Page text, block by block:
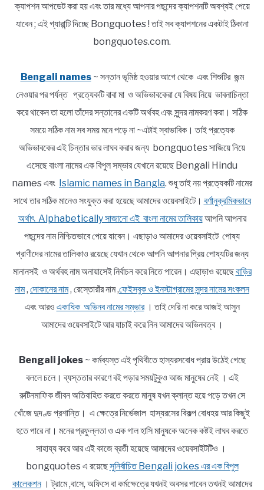
ক্যাপশন আপডেট করা হয় এবং তার মধ্যে আপনার পছন্দের ক্যাপশনটি অবশ্যই পেয়ে
যাবেন ; এই গ্যারান্টি দিচ্ছে Bongquotes ! তাই সব ক্যাপশনের একটাই ঠিকানা
bongquotes.com.
Bengali names~ সন্তান ভূমিষ্ঠ হওয়ার আগে থেকে এবং শিশুটির জন্ম
নেওয়ার পর পর্যন্ত প্রত্যেকটি বাবা মা ও অভিভাবকেরা যে বিষয় নিয়ে ভাবনাচিন্তা
করে থাকেন তা হলো তাঁদের সন্তানের একটি অর্থবহ এবং সুন্দর নামকরণ করা। সঠিক
সময়ে সঠিক নাম সব সময় মনে পড়ে না ~এটাই স্বাভাবিক। তাই প্রত্যেক
অভিভাবকের এই চিন্তার ভার লাঘব করার জন্য bongquotes সাজিয়ে নিয়ে
এসেছে বাংলা নামের এক বিপুল সম্ভার যেখানে রয়েছে Bengali Hindu
names এবং Islamic names in Bangla. শুধু তাই নয় প্রত্যেকটি নামের
সাথে তার সঠিক মানেও সংযুক্ত করা হয়েছে আমাদের ওয়েবসাইটে। বর্ণানুক্রমিকভাবে
অর্থাৎ Alphabetically সাজানো এই বাংলা নামের তালিকায়আপনি আপনার
পছন্দের নাম নিশ্চিতভাবে পেয়ে যাবেন। এছাড়াও আমাদের ওয়েবসাইটে পোষ্য
প্রাণীদের নামের তালিকাও রয়েছে যেখান থেকে আপনি আপনার প্রিয় পোষ্যটির জন্য
মানানসই ও অর্থবহ নাম অনায়াসেই নির্বাচন করে নিতে পারেন। এছাড়াও রয়েছেবাড়ির
নাম, দোকানের নাম, রেস্তোরাঁর নাম ,ফেইসবুক ও ইনস্টাগ্রামের সুন্দর নামের সংকলন
এবং আরও একাধিক অভিনব নামের সম্ভার। তাই দেরি না করে আজই আসুন
আমাদের ওয়েবসাইটে আর যাচাই করে নিন আমাদের অভিনবত্ব ।
Bengali jokes~ কর্মব্যস্ত এই পৃথিবীতে হাস্যরসবোধ প্রায় উঠেই গেছে
বললে চলে। ব্যস্ততার কারণে বই পড়ার সময়টুকুও আজ মানুষের নেই । এই
রুটিনমাফিক জীবন অতিবাহিত করতে করতে মানুষ যখন ক্লান্ত হয়ে পড়ে তখন সে
খোঁজে দুদণ্ড প্রশান্তি। এ ক্ষেত্রে নির্ভেজাল হাস্যরসের বিকল্প বোধহয় আর কিছুই
হতে পারে না। মনের প্রফুল্লতা ও এক গাল হাসি মানুষকে অনেক কষ্টই লাঘব করতে
সাহায্য করে আর এই কাজে ব্রতী হয়েছে আমাদের ওয়েবসাইটটিও ।
bongquotes এ রয়েছেসুনির্বাচিত Bengali jokes এর এক বিপুল
কালেকশন। ট্রামে ,বাসে, অফিসে বা কর্মক্ষেত্রে যখনই অবসর পাবেন তখনই আমাদের